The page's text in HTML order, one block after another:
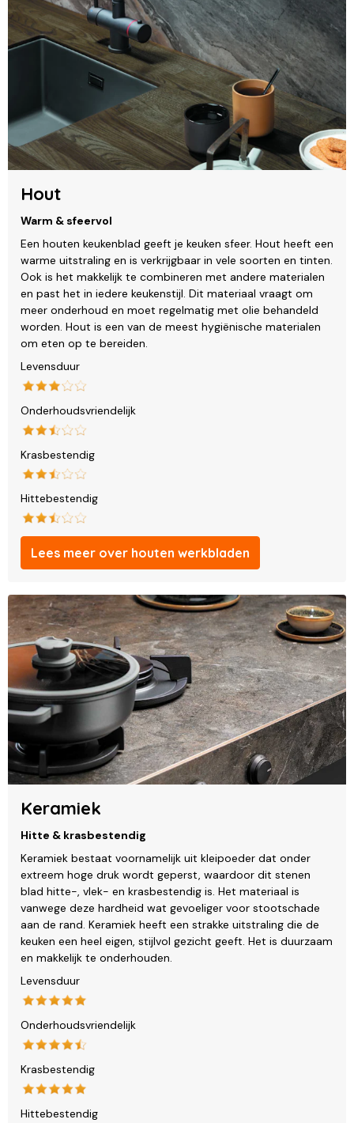
Hout
Warm & sfeervol
Een houten keukenblad geeft je keuken sfeer. Hout heeft een
warme uitstraling en is verkrijgbaar in vele soorten en tinten.
Ook is het makkelijk te combineren met andere materialen
en past het in iedere keukenstijl. Dit materiaal vraagt om
meer onderhoud en moet regelmatig met olie behandeld
worden. Hout is een van de meest hygiënische materialen
om eten op te bereiden.
Levensduur
Onderhoudsvriendelijk
Krasbestendig
Hittebestendig
Lees meer over houten werkbladen
Keramiek
Hitte & krasbestendig
Keramiek bestaat voornamelijk uit kleipoeder dat onder
extreem hoge druk wordt geperst, waardoor dit stenen
blad hitte-, vlek- en krasbestendig is. Het materiaal is
vanwege deze hardheid wat gevoeliger voor stootschade
aan de rand. Keramiek heeft een strakke uitstraling die de
keuken een heel eigen, stijlvol gezicht geeft. Het is duurzaam
en makkelijk te onderhouden.
Levensduur
Onderhoudsvriendelijk
Krasbestendig
Hittebestendig